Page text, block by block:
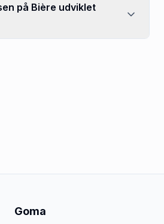
på Bière udviklet
Goma